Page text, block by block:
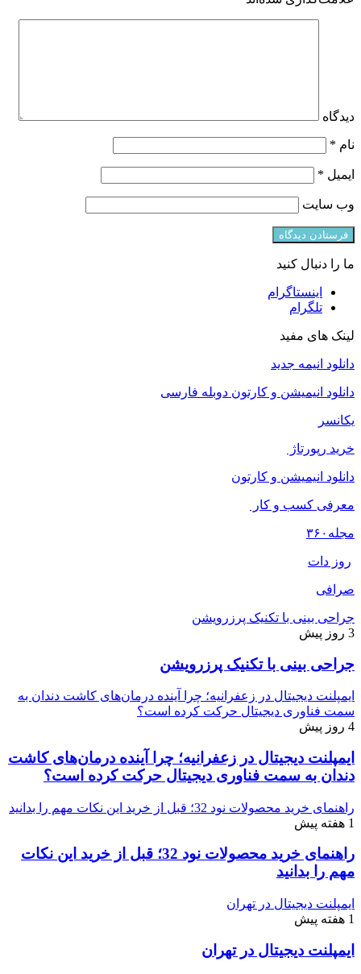
دیدگاه
نام *
ایمیل *
وب‌ سایت
ما را دنبال کنید
اینستاگرام
تلگرام
لینک های مفید
دانلود انیمه جدید
دانلود انیمیشن و کارتون دوبله فارسی
یکانسر
خرید رپورتاژ
دانلود انیمیشن و کارتون
معرفی کسب و کار
مجله ۳۶۰
روز دات
صرافی
جراحی بینی با تکنیک پرزرویشن
3 روز پیش
جراحی بینی با تکنیک پرزرویشن
ایمپلنت دیجیتال در زعفرانیه؛ چرا آینده درمان‌های کاشت دندان به
سمت فناوری دیجیتال حرکت کرده است؟
4 روز پیش
ایمپلنت دیجیتال در زعفرانیه؛ چرا آینده درمان‌های کاشت
دندان به سمت فناوری دیجیتال حرکت کرده است؟
راهنمای خرید محصولات نود 32؛ قبل از خرید این نکات مهم را بدانید
1 هفته پیش
راهنمای خرید محصولات نود 32؛ قبل از خرید این نکات
مهم را بدانید
ایمپلنت دیجیتال در تهران
1 هفته پیش
ایمپلنت دیجیتال در تهران